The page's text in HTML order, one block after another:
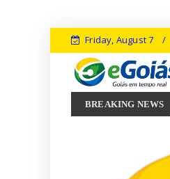
Friday, August 7
BREAKING NEWS
Perillo aposta em experiência,